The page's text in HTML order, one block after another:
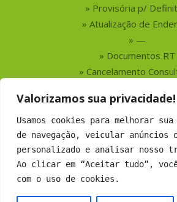
Valorizamos sua privacidade!
Usamos cookies para melhorar
de navegação, veicular anúncios
personalizado e analisar nosso
Ao clicar em “Aceitar tudo”,
com o uso de cookies.
Provisória p/
Atualização de
—
Documentos RT
Cancelamento
Serviços
Busca por
Busca por
Números do